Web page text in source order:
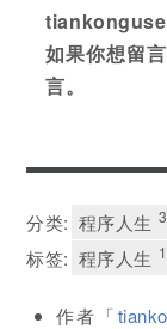
tiankonguse
如果你想留
言。
分类: 程序人生
标签: 程序人生
作者「